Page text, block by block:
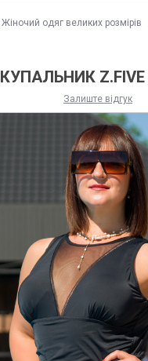
Жіночий одяг великих розмірів
КУПАЛЬНИК Z.FIVE
Залиште відгук